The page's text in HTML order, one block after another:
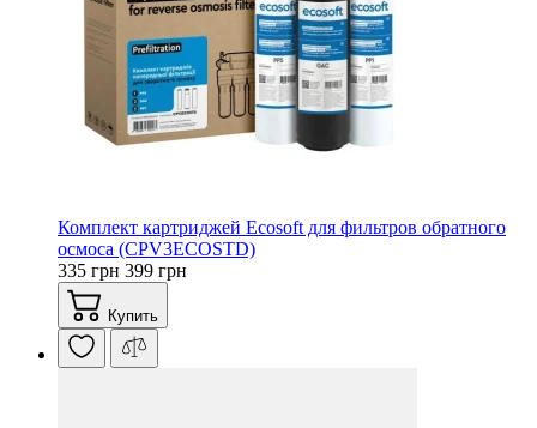
Комплект картриджей Ecosoft для фильтров обратного
осмоса (CPV3ECOSTD)
335 грн 399 грн
Купить